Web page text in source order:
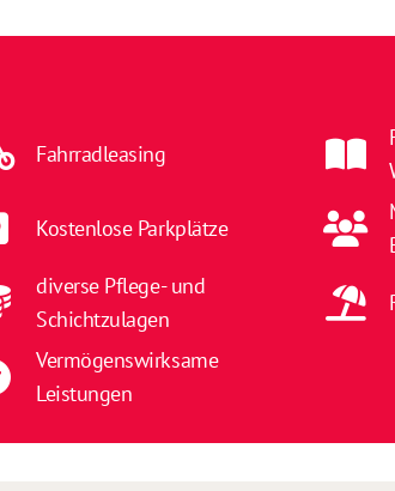
Fahrradleasing
Kostenlose Parkplätze
diverse Pflege- und
Schichtzulagen
Vermögenswirksame
Leistungen